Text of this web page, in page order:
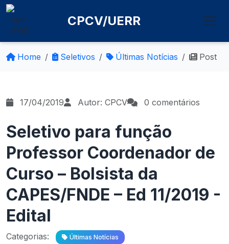
CPCV/UERR
Home Seletivos Últimas Notícias Post
17/04/2019 Autor: CPCV 0 comentários
Seletivo para função
Professor Coordenador de
Curso – Bolsista da
CAPES/FNDE – Ed 11/2019 -
Edital
Categorias:
Últimas Notícias